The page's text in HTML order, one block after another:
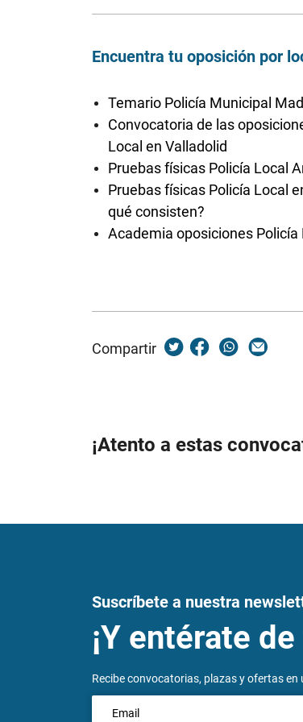
Encuentra tu oposición por
Temario Policía Municipal
Convocatoria de las
Local en Valladolid
Pruebas físicas Policía Local
Pruebas físicas Policía Local
qué consisten?
Academia oposiciones Policía
Compartir
¡Atento a estas
Suscríbete a nuestra
¡Y entérate
Recibe convocatorias, plazas y ofertas en